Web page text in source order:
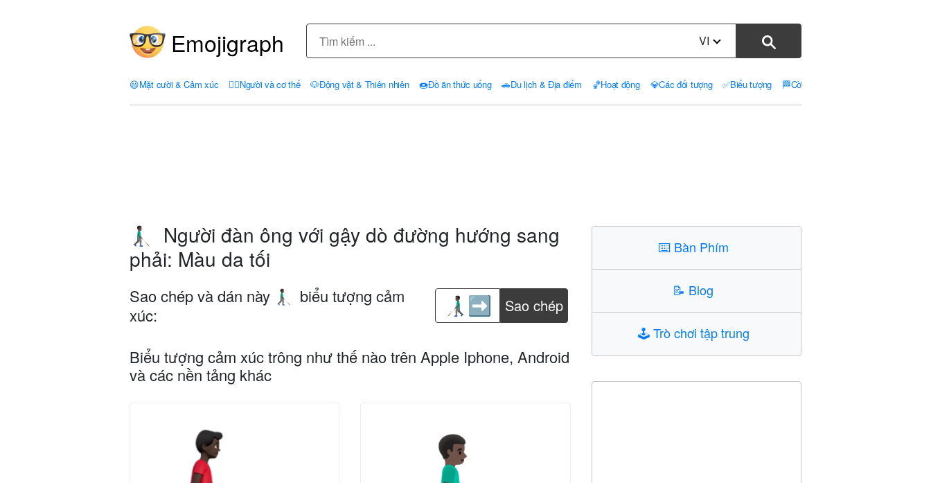
Emojigraph VI
😃Mặt cười & Cảm xúc 🤦‍♀️Người và cơ thể 🐶Động vật & Thiên nhiên 🍩Đồ ăn thức uống 🚗Du lịch & Địa điểm 🏀Hoạt động 💎Các đối tượng ✅Biểu tượng 🏁Cờ
👨🏿‍🦯‍➡️
Người đàn ông với gậy dò đường hướng sang
phải: Màu da tối
Sao chép và dán này 👨🏿‍🦯‍➡️
biểu tượng cảm
xúc:
Sao chép
Biểu tượng cảm xúc trông như thế nào trên Apple Iphone, Android
và các nền tảng khác
⌨️ Bàn Phím
📝 Blog
🕹️Trò chơi tập trung